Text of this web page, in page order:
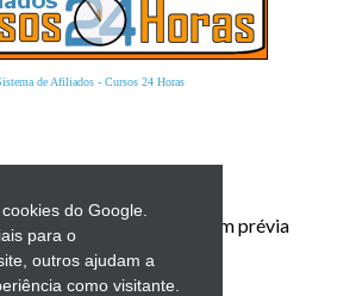
do Google.
para o
outros ajudam a
como visitante.
de Afiliados- Cursos 24 Horas
total ou parcial sem prévia
autorização.